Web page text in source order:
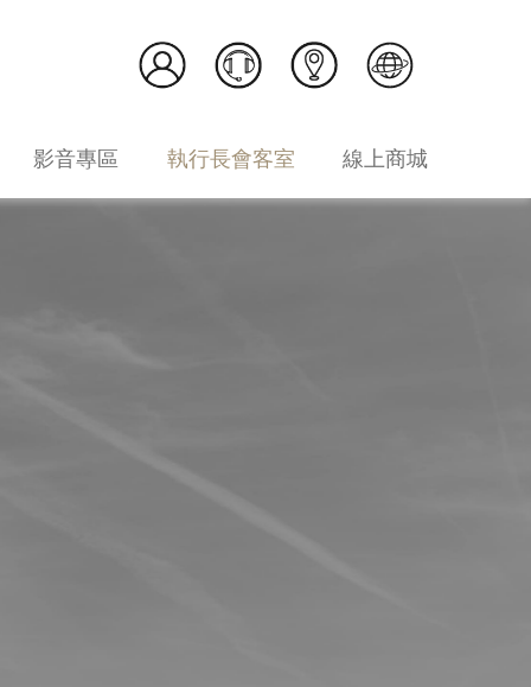
影音專區 執行長會客室 線上商城